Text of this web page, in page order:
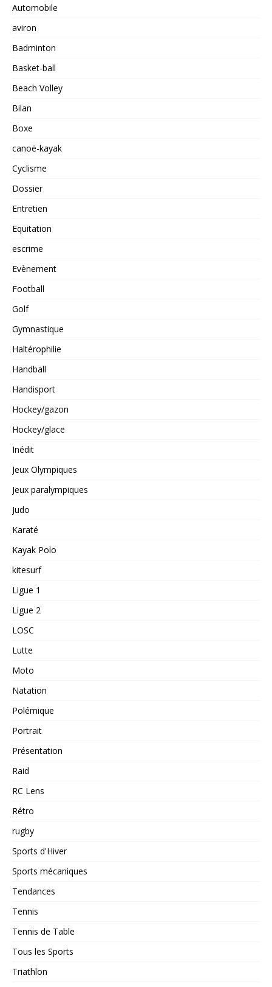
Automobile
aviron
Badminton
Basket-ball
Beach Volley
Bilan
Boxe
canoë-kayak
Cyclisme
Dossier
Entretien
Equitation
escrime
Evènement
Football
Golf
Gymnastique
Haltérophilie
Handball
Handisport
Hockey/gazon
Hockey/glace
Inédit
Jeux Olympiques
Jeux paralympiques
Judo
Karaté
Kayak Polo
kitesurf
Ligue 1
Ligue 2
LOSC
Lutte
Moto
Natation
Polémique
Portrait
Présentation
Raid
RC Lens
Rétro
rugby
Sports d'Hiver
Sports mécaniques
Tendances
Tennis
Tennis de Table
Tous les Sports
Triathlon